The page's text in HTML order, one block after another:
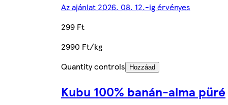
Az ajánlat 2026. 08. 12.-ig érvényes
299 Ft
2990 Ft/kg
Quantity controls
Hozzáad
Kubu 100% banán-alma püré